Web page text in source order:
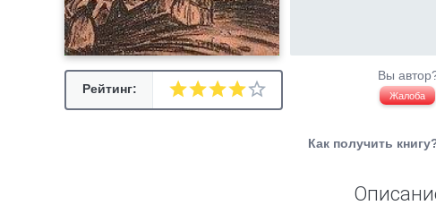
Рейтинг:
Вы
Жалоба
Как получить